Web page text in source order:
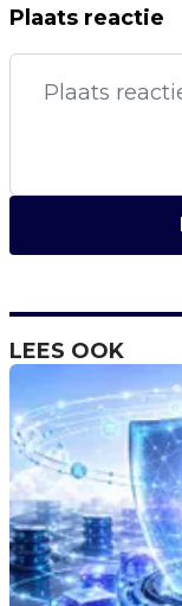
Plaats reactie
LEES OOK